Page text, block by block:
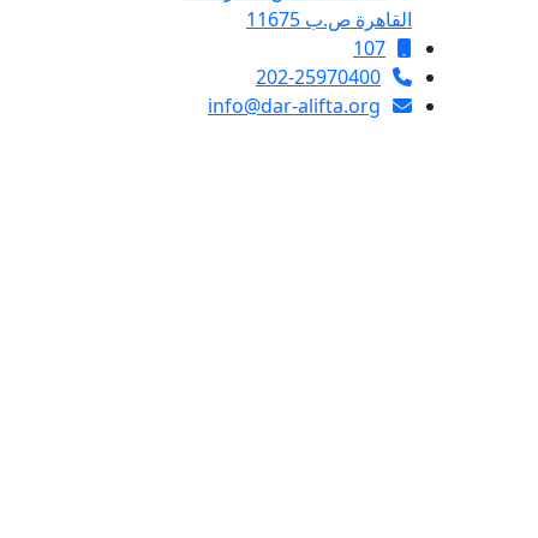
القاهرة ص.ب 11675
107
202-25970400
info@dar-alifta.org